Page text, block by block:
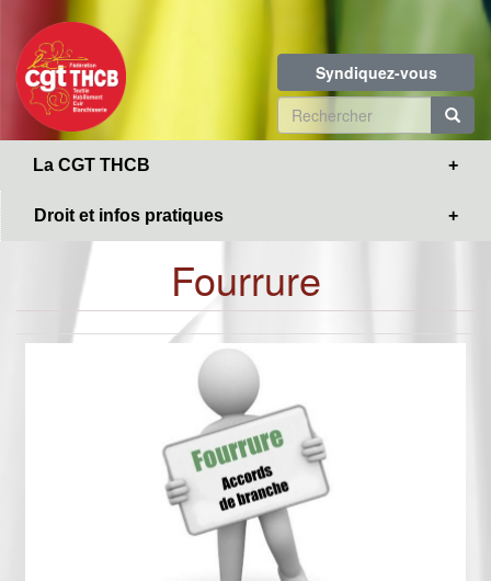
contenu
principal
Syndiquez-vous
Formulaire
de
La CGT THCB
Droit et infos pratiques
Fourrure